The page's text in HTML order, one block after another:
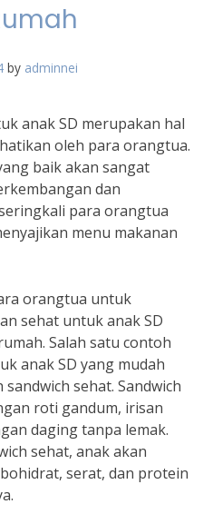
by adminnei
anak SD merupakan hal
oleh para orangtua.
baik akan sangat
dan
para orangtua
menu makanan
orangtua untuk
sehat untuk anak SD
Salah satu contoh
anak SD yang mudah
sehat. Sandwich
roti gandum, irisan
daging tanpa lemak.
sehat, anak akan
serat, dan protein